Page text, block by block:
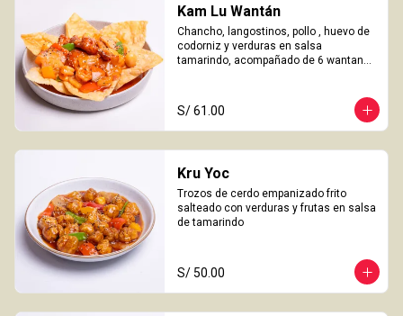
Kam Lu Wantán
Chancho, langostinos, pollo , huevo de
codorniz y verduras en salsa
tamarindo, acompañado de 6 wantanes
S/ 61.00
Kru Yoc
Trozos de cerdo empanizado frito
salteado con verduras y frutas en salsa
de tamarindo
S/ 50.00